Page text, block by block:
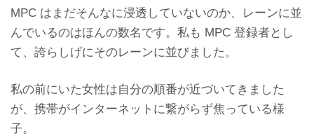
MPC はまだそんなに浸透していないのか、
レーンに並
んでいるのはほんの数名です。私も MPC 登録者とし
て、誇らしげにそのレーンに並びました。
私の前にいた女性は自分の順番が近づいてきました
が、 携帯がインターネットに繋がらず焦っている様
子。